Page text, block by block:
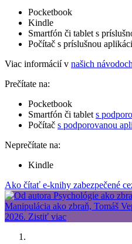
Pocketbook
Kindle
Smartfón či tablet s
Počítač s príslušnou
Viac informácií v našich návodoch
Prečítate na:
Pocketbook
Smartfón či tablet s
Počítač s podporovanou
Neprečítate na:
Kindle
Ako čítať e-knihy zabezpečené